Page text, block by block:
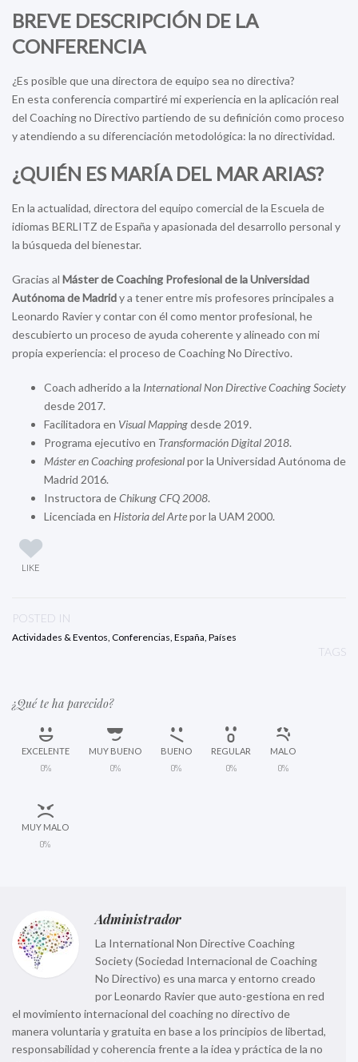
BREVE DESCRIPCIÓN DE LA
CONFERENCIA
¿Es posible que una directora de equipo sea no directiva?
En esta conferencia compartiré mi experiencia en la aplicación real
del Coaching no Directivo partiendo de su definición como proceso
y atendiendo a su diferenciación metodológica: la no directividad.
¿QUIÉN ES MARÍA DEL MAR ARIAS?
En la actualidad, directora del equipo comercial de la Escuela de
idiomas BERLITZ de España y apasionada del desarrollo personal y
la búsqueda del bienestar.
Gracias al Máster de Coaching Profesional de la Universidad
Autónoma de Madridy a tener entre mis profesores principales a
Leonardo Ravier y contar con él como mentor profesional, he
descubierto un proceso de ayuda coherente y alineado con mi
propia experiencia: el proceso de Coaching No Directivo.
Coach adherido a la International Non Directive Coaching Society
desde 2017.
Facilitadora en Visual Mappingdesde 2019.
Programa ejecutivo en Transformación Digital 2018.
Máster en Coaching profesionalpor la Universidad Autónoma de
Madrid 2016.
Instructora deChikung CFQ 2008.
Licenciada en Historia del Artepor la UAM 2000.
LIKE
POSTED IN
Actividades & Eventos, Conferencias, España, Países
TAGS
¿Qué te ha parecido?
EXCELENTE
0%
MUY BUENO
0%
BUENO
0%
REGULAR
0%
MALO
0%
MUY MALO
0%
Administrador
La International Non Directive Coaching
Society (Sociedad Internacional de Coaching
No Directivo) es una marca y entorno creado
por Leonardo Ravier que auto-gestiona en red
el movimiento internacional del coaching no directivo de
manera voluntaria y gratuita en base a los principios de libertad,
responsabilidad y coherencia frente a la idea y práctica de la no